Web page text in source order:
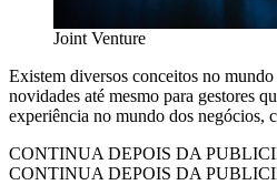
Joint Venture
Existem diversos conceitos no
novidades até mesmo para gestores
experiência no mundo dos negócios,
CONTINUA DEPOIS DA
CONTINUA DEPOIS DA